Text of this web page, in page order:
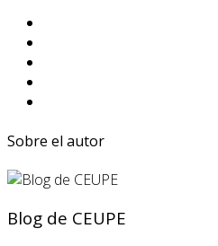
Sobre el autor
Blog de CEUPE